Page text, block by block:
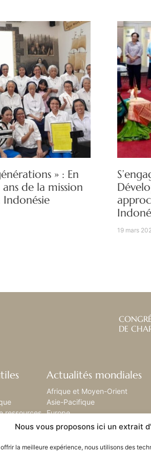
Nous vous proposons ici un extrait
la meilleure expérience, nous utilisons des
» : En
de la mission
Indonésie
19 mars
DE
ressources
nous votre
Actualités mondiales
Afrique et Moyen-Orient
Asie-Pacifique
Europe
Amérique latine